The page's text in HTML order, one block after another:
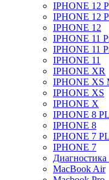
IPHONE 12
IPHONE 12
IPHONE 12
IPHONE 11
IPHONE 11
IPHONE 11
IPHONE XR
IPHONE XS
IPHONE XS
IPHONE X
IPHONE 8
IPHONE 8
IPHONE 7
IPHONE 7
Диагностика
MacBook Air